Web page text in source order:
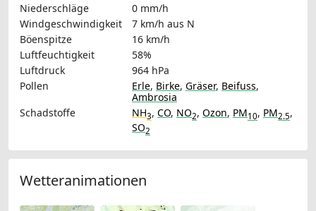
Niederschläge
0 mm/h
Windgeschwindigkeit
7 km/h aus N
Böenspitze
16 km/h
Luftfeuchtigkeit
58%
Luftdruck
964 hPa
Pollen
Erle, Birke, Gräser, Beifuss,
Ambrosia
Schadstoffe
NH3, CO, NO2, Ozon, PM10, PM2.5,
SO2
Wetteranimationen